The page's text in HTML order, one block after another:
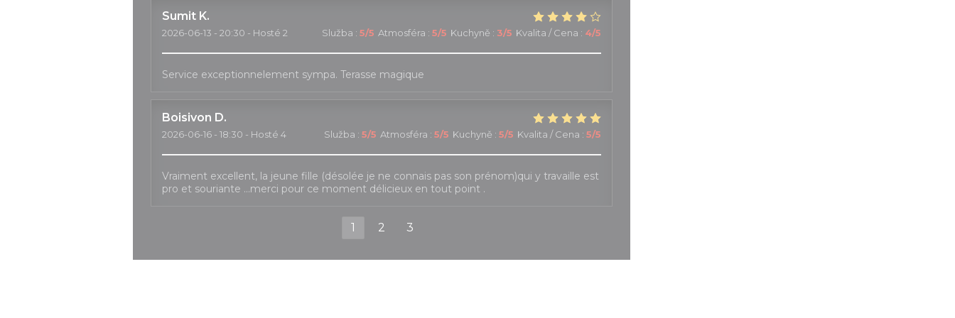
Sumit K
2026-06-13 - 20:30 - Hosté 2 Služba : 5/5 Atmosféra : 5/5 Kuchyně : 3/5 Kvalita / Cena : 4/5
Service exceptionnelement sympa. Terasse magique
Boisivon D
2026-06-16 - 18:30 - Hosté 4 Služba : 5/5 Atmosféra : 5/5 Kuchyně : 5/5 Kvalita / Cena : 5/5
Vraiment excellent, la jeune fille (désolée je ne connais pas son prénom)qui y travaille est
pro et souriante …merci pour ce moment délicieux en tout point .
1 2 3